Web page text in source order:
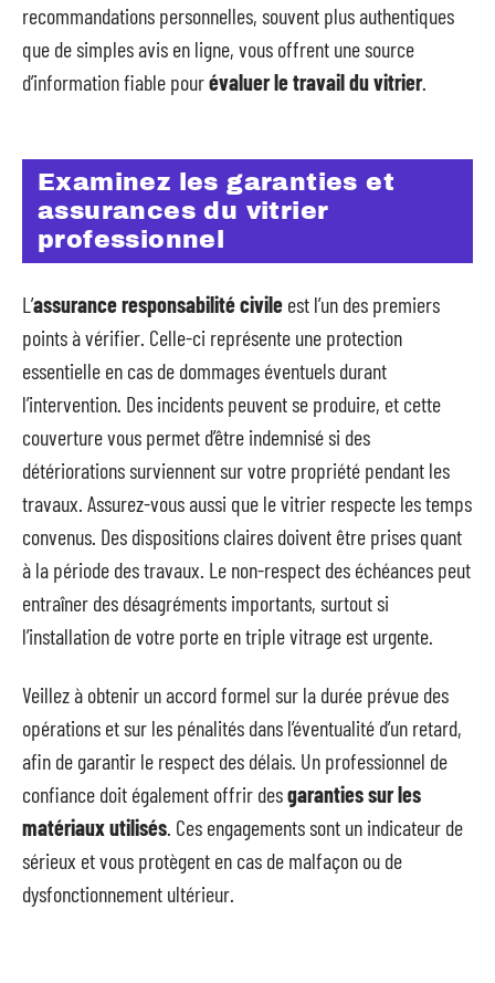
recommandations personnelles, souvent plus authentiques
que de simples avis en ligne, vous offrent une source
d’information fiable pourévaluer le travail du vitrier.
Examinez les garanties et
assurances du vitrier
professionnel
L’assurance responsabilité civile est l’un des premiers
points à vérifier. Celle-ci représente une protection
essentielle en cas de dommages éventuels durant
l’intervention. Des incidents peuvent se produire, et cette
couverture vous permet d’être indemnisé si des
détériorations surviennent sur votre propriété pendant les
travaux. Assurez-vous aussi que le vitrier respecte les temps
convenus. Des dispositions claires doivent être prises quant
à la période des travaux. Le non-respect des échéances peut
entraîner des désagréments importants, surtout si
l’installation de votre porte en triple vitrage est urgente.
Veillez à obtenir un accord formel sur la durée prévue des
opérations et sur les pénalités dans l’éventualité d’un retard,
afin de garantir le respect des délais. Un professionnel de
confiance doit également offrir desgaranties sur les
matériaux utilisés. Ces engagements sont un indicateur de
sérieux et vous protègent en cas de malfaçon ou de
dysfonctionnement ultérieur.